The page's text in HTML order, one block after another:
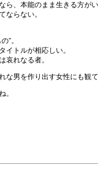
ら、本能のまま生きる方が
ならない。
”。
イトルが相応しい。
哀れなる者。
な男を作り出す女性にも観て
。